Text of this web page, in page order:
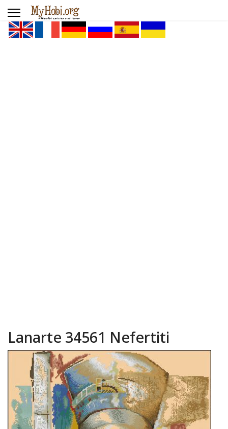
Lanarte 34561 Nefertiti